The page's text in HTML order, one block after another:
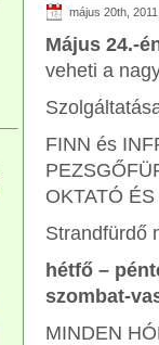
május 20th, 2011
Május 24.-
veheti a
FINN és
OKTATÓ
Strandfürdő
hétfő –
szombat-
MINDEN